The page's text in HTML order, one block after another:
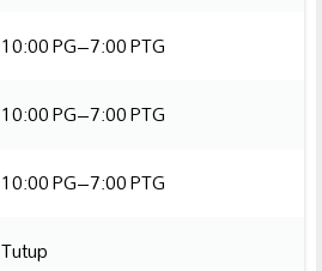
10:00 PG–7:00 PTG
10:00 PG–7:00 PTG
10:00 PG–7:00 PTG
Tutup